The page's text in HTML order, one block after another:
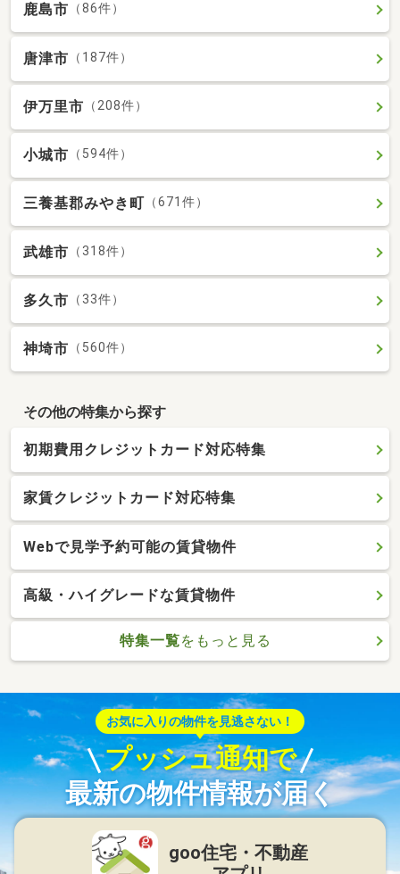
鹿島市 （86件）
唐津市 （187件）
伊万里市 （208件）
小城市 （594件）
三養基郡みやき町 （671件）
武雄市 （318件）
多久市 （33件）
神埼市 （560件）
その他の特集から探す
初期費用クレジットカード対応特集
家賃クレジットカード対応特集
Webで見学予約可能の賃貸物件
高級・ハイグレードな賃貸物件
特集一覧をもっと見る
お気に入りの物件を見逃さない！
プッシュ通知で
最新の物件情報が届く
goo住宅・不動産